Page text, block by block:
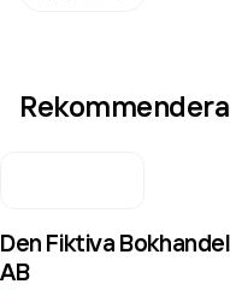
Den Fiktiva
AB